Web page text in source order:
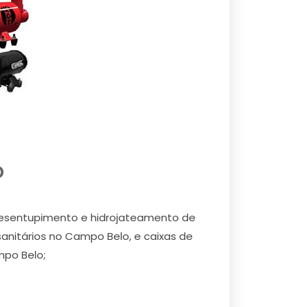
e hidrojateamento de
no Campo Belo, e caixas de
Belo;